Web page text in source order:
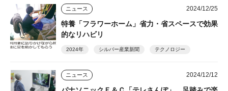
ニュース 2024/12/25
特養「フラワーホーム」省力・省スペースで効果
的なリハビリ
2024年 シルバー産業新聞 テクノロジー
ニュース 2024/12/12